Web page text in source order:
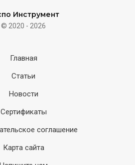
Инструмент
© 2020 - 2026
Главная
Статьи
Новости
Сертификаты
соглашение
Карта сайта